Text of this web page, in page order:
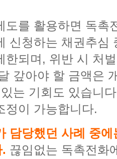
도를 활용하면 독촉
신청하는 채권추심
한되며, 위반 시 처
갚아야 할 금액은
는 기회도 있습니
정이 가능합니다.
담당했던 사례 중
끊임없는 독촉전화